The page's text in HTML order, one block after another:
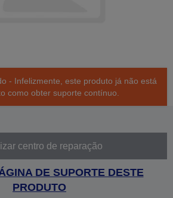
- Infelizmente, este produto já não está
como obter suporte contínuo.
centro de reparação
DE SUPORTE DESTE
PRODUTO